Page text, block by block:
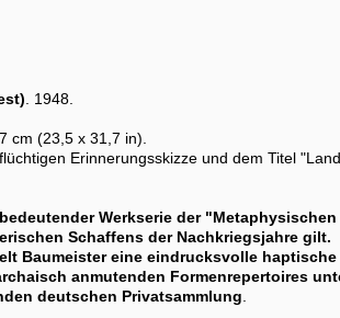
. 1948.
cm (23,5 x 31,7 in).
Erinnerungsskizze und dem Titel
Werkserie der
Schaffens der Nachkriegsjahre gilt.
Baumeister eine eindrucksvolle
anmutenden Formenrepertoires
deutschen Privatsammlung.